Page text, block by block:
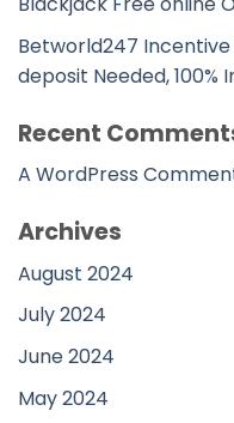
Betworld247
deposit Needed, 100%
Recent
A WordPress
Archives
August 2024
July 2024
June 2024
May 2024